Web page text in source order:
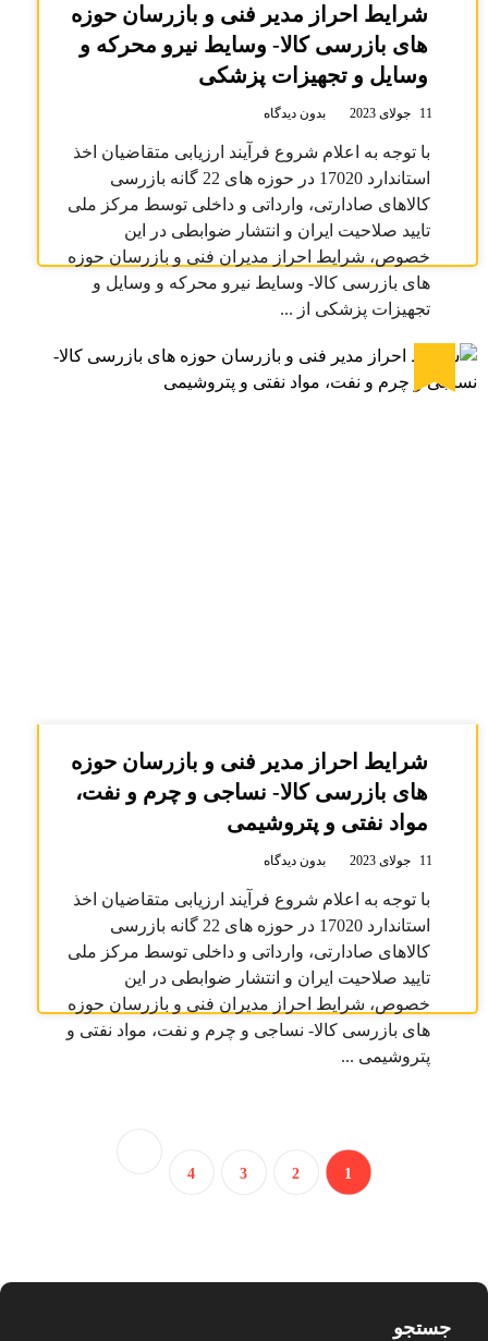
شرایط احراز مدیر فنی و بازرسان حوزه
های بازرسی کالا- وسایط نیرو محرکه و
وسایل و تجهیزات پزشکی
11 جولای 2023 بدون دیدگاه
با توجه به اعلام شروع فرآیند ارزیابی متقاضیان اخذ
استاندارد 17020 در حوزه های 22 گانه بازرسی
کالاهای صادارتی، وارداتی و داخلی توسط مرکز ملی
تایید صلاحیت ایران و انتشار ضوابطی در این
خصوص، شرایط احراز مدیران فنی و بازرسان حوزه
های بازرسی کالا- وسایط نیرو محرکه و وسایل و
تجهیزات پزشکی از ...
شرایط احراز مدیر فنی و بازرسان حوزه
های بازرسی کالا- نساجی و چرم و نفت،
مواد نفتی و پتروشیمی
11 جولای 2023 بدون دیدگاه
با توجه به اعلام شروع فرآیند ارزیابی متقاضیان اخذ
استاندارد 17020 در حوزه های 22 گانه بازرسی
کالاهای صادارتی، وارداتی و داخلی توسط مرکز ملی
تایید صلاحیت ایران و انتشار ضوابطی در این
خصوص، شرایط احراز مدیران فنی و بازرسان حوزه
های بازرسی کالا- نساجی و چرم و نفت، مواد نفتی و
پتروشیمی ...
1
2
3
4
جستجو